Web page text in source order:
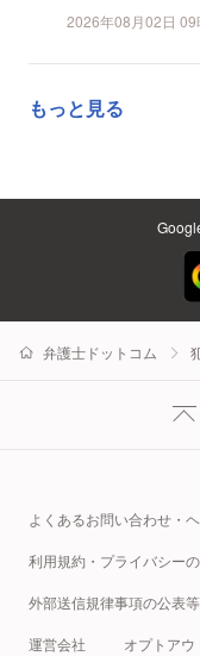
2026年08月02日 09
もっと見る
弁護士ドットコム
よくあるお問い合わせ・
利用規約・プライバシー
外部送信規律事項の公表
運営会社 オプトア